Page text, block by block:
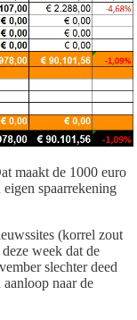
maakt de 1000 euro
spaarrekening
(korrel zout
week dat de
slechter deed
naar de